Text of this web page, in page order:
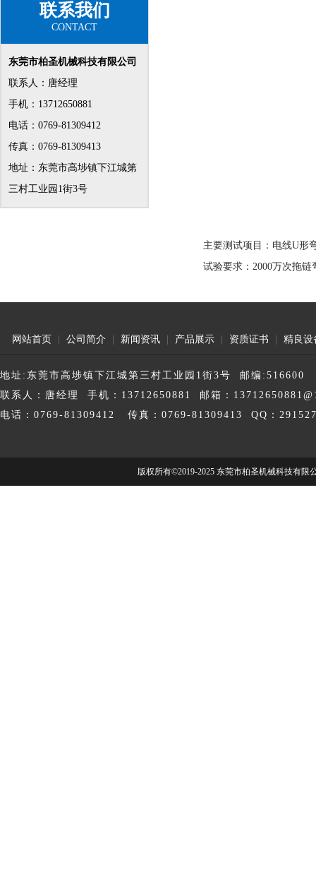
联系我们
CONTACT
东莞市柏圣机械科技有限公司
联系人：唐经理
手机：13712650881
电话：0769-81309412
传真：0769-81309413
地址：东莞市高埗镇下江城第
三村工业园1街3号
主要测试项目：电线U形
试验要求：2000万次拖
网站首页 公司简介 新闻资讯 产品展示 资质证书 精良设
地址:东莞市高埗镇下江城第三村工业园1街3号 邮编:516600
联系人：唐经理 手机：13712650881 邮箱：
电话：0769-81309412 传真：0769-81309413 QQ：
版权所有©2019-2025 东莞市柏圣机械科技有限